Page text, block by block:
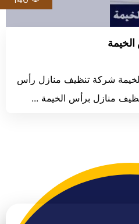
شركة تنظيف منازل رأس
منازل برأس الخيمة ...